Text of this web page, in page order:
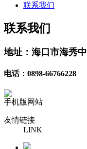
联系我们
联系我们
地址：海口市海秀
电话：0898-66766228
手机版网站
友情链接
LINK